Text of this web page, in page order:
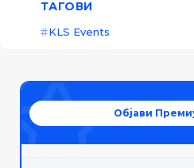
ТАГОВИ
KLS Events
Објави